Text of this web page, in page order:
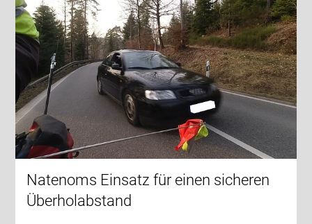
Natenoms Einsatz für einen sicheren
Überholabstand